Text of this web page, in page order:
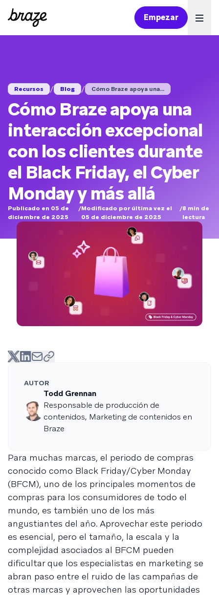
Empezar
Recursos / Blog / Cómo Braze apoya una...
Cómo Braze apoya una
interacción excepcional
con los clientes durante
el Black Friday, el Cyber
Monday y más allá
Publicado en 05 de
diciembre de 2025
/Modificado por última vez el
05 de diciembre de 2025
/8 min de
lectura
AUTOR
Todd Grennan
Responsable de producción de
contenidos, Marketing de contenidos en
Braze
Para muchas marcas, el periodo de compras
conocido como Black Friday/Cyber Monday
(BFCM), uno de los principales momentos de
compras para los consumidores de todo el
mundo, es también uno de los más
angustiantes del año. Aprovechar este periodo
es esencial, pero el tamaño, la escala y la
complejidad asociados al BFCM pueden
dificultar que los especialistas en marketing se
abran paso entre el ruido de las campañas de
otras marcas y aprovechen las oportunidades